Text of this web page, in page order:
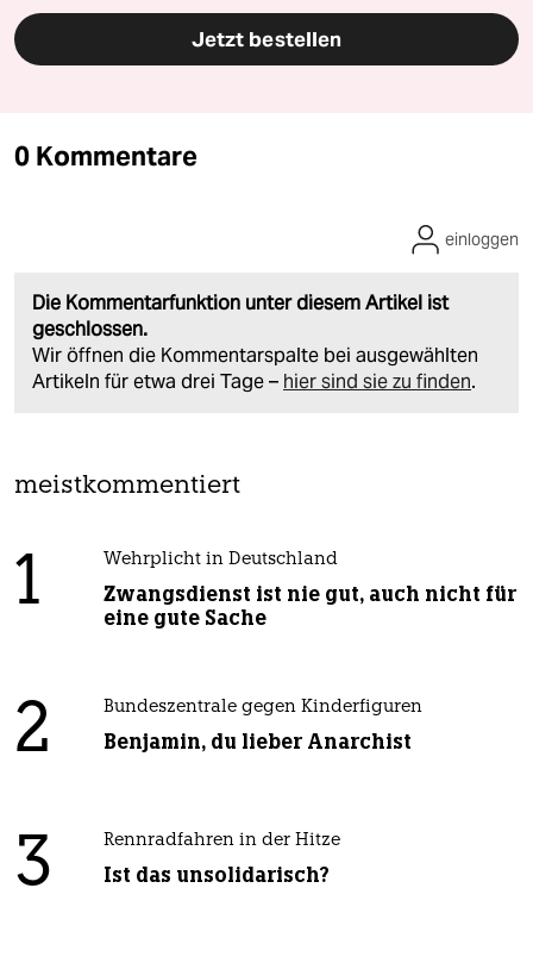
Jetzt bestellen
0 Kommentare
Die Kommentarfunktion unter diesem Artikel ist
geschlossen.
Wir öffnen die Kommentarspalte bei ausgewählten
Artikeln für etwa drei Tage – hier sind sie zu finden.
einloggen
meistkommentiert
1 Wehrplicht in Deutschland
Zwangsdienst ist nie gut, auch nicht für
eine gute Sache
2 Bundeszentrale gegen Kinderfiguren
Benjamin, du lieber Anarchist
3 Rennradfahren in der Hitze
Ist das unsolidarisch?